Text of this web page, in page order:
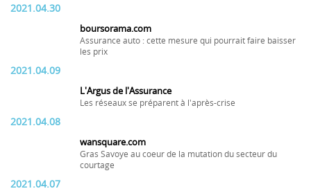
2021.04.30
boursorama.com
Assurance auto : cette mesure qui pourrait faire baisser
les prix
2021.04.09
L'Argus de l'Assurance
Les réseaux se préparent à l'après-crise
2021.04.08
wansquare.com
Gras Savoye au coeur de la mutation du secteur du
courtage
2021.04.07